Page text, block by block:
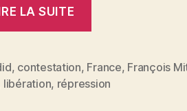
LA SUITE
:
Le
, contestation, France, François
libération, répression